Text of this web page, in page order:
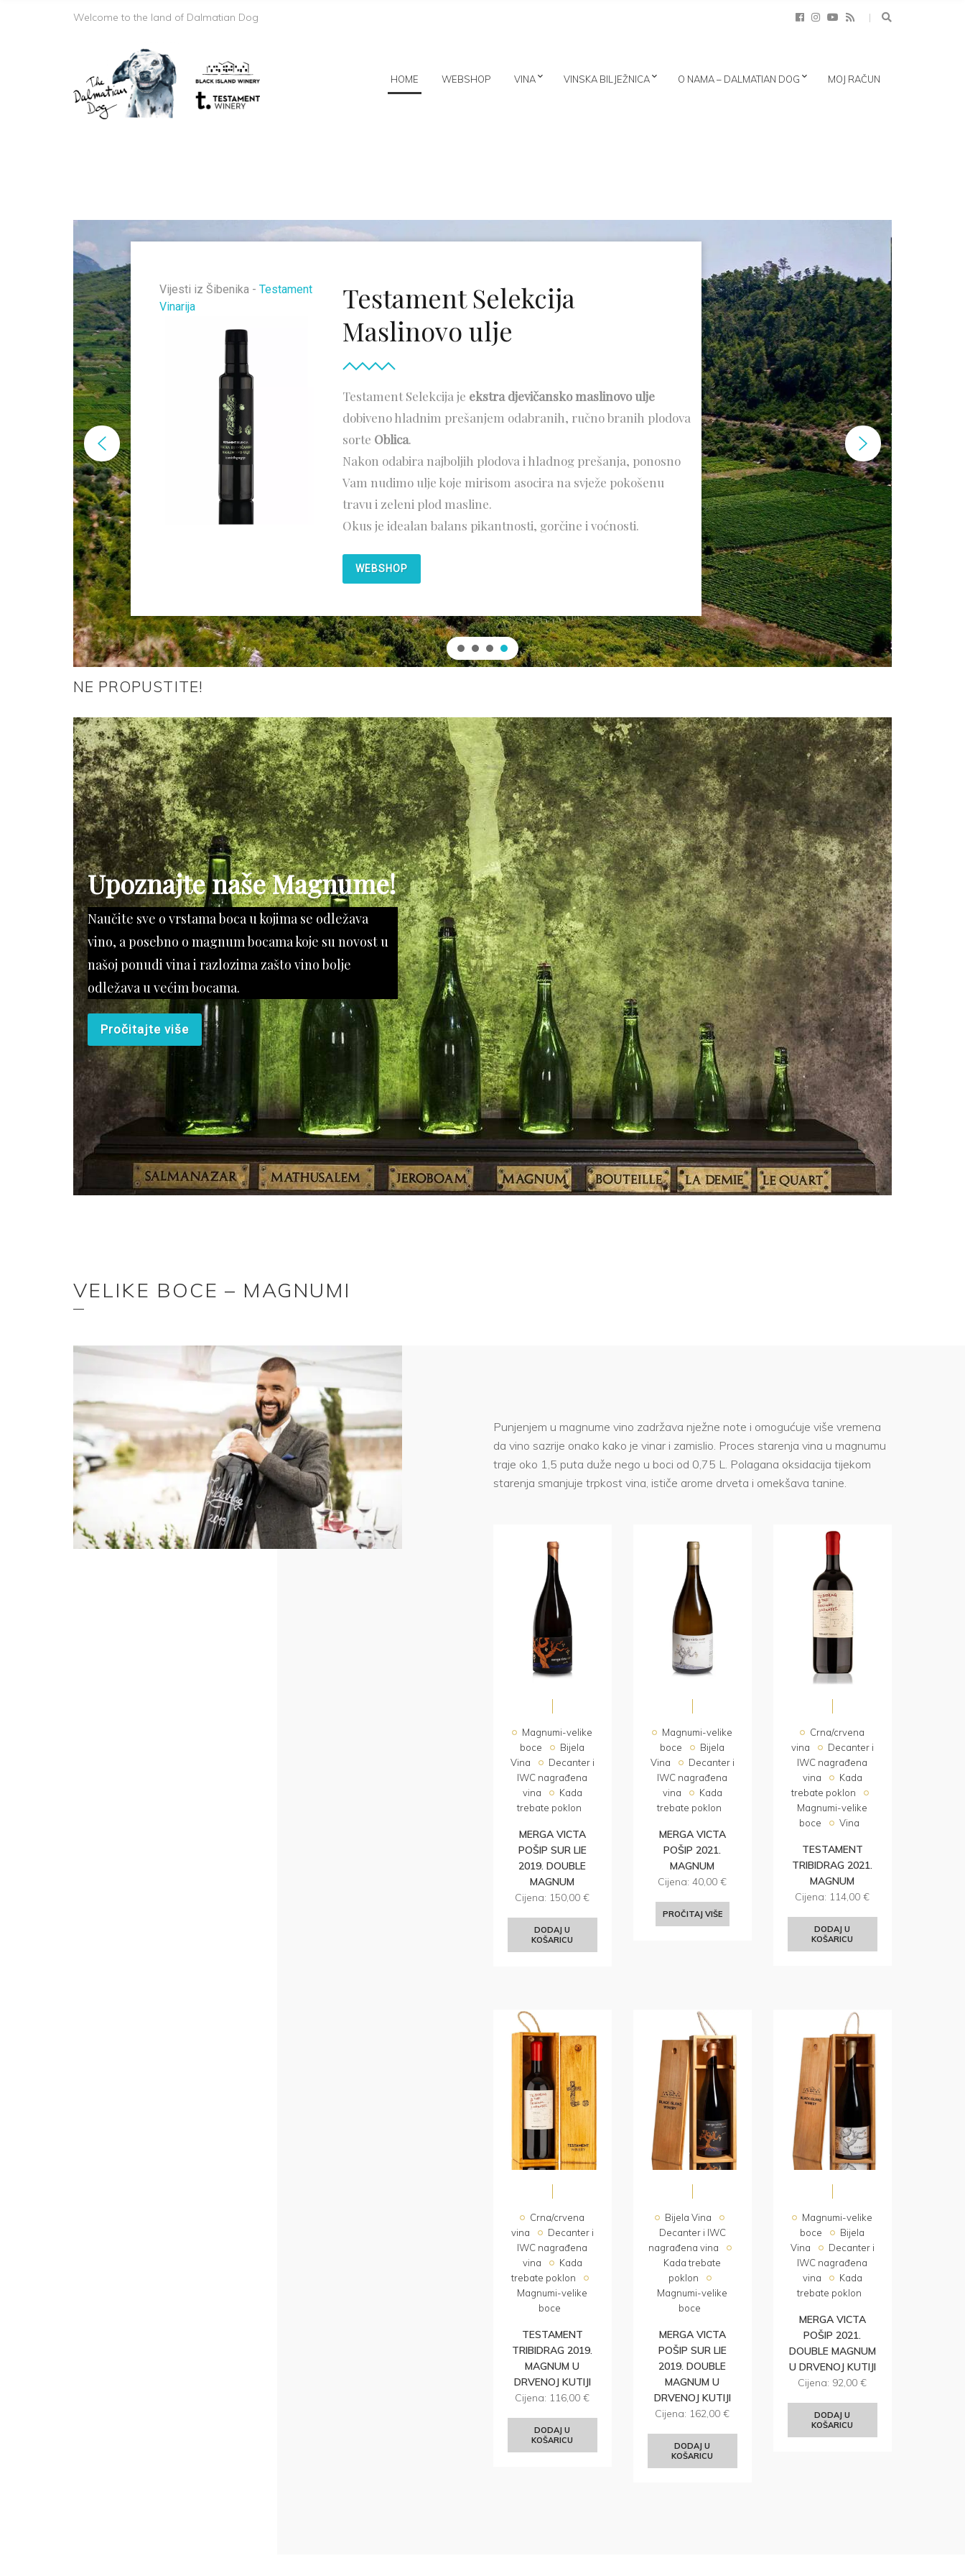
Welcome to the land of Dalmatian Dog
HOME WEBSHOP VINA VINSKA BILJEŽNICA O NAMA – DALMATIAN DOG MOJ RAČUN
Vijesti iz Šibenika - Testament
Vinarija
Testament Selekcija
Maslinovo ulje
Testament Selekcija je ekstra djevičansko maslinovo ulje
dobiveno hladnim prešanjem odabranih, ručno branih plodova
sorte Oblica.
Nakon odabira najboljih plodova i hladnog prešanja, ponosno
Vam nudimo ulje koje mirisom asocira na svježe pokošenu
travu i zeleni plod masline.
Okus je idealan balans pikantnosti, gorčine i voćnosti.
WEBSHOP
NE PROPUSTITE!
Upoznajte naše Magnume!
Naučite sve o vrstama boca u kojima se odležava
vino, a posebno o magnum bocama koje su novost u
našoj ponudi vina i razlozima zašto vino bolje
odležava u većim bocama.
Pročitajte više
VELIKE BOCE – MAGNUMI
Punjenjem u magnume vino zadržava nježne note i omogućuje više vremena
da vino sazrije onako kako je vinar i zamislio. Proces starenja vina u magnumu
traje oko 1,5 puta duže nego u boci od 0,75 L. Polagana oksidacija tijekom
starenja smanjuje trpkost vina, ističe arome drveta i omekšava tanine.
Magnumi-velike
boce
Bijela
Vina
Decanter i
IWC nagrađena
vina
Kada
trebate poklon
MERGA VICTA
POŠIP SUR LIE
2019. DOUBLE
MAGNUM
Cijena: 150,00€
DODAJ U
KOŠARICU
Magnumi-velike
boce
Bijela
Vina
Decanter i
IWC nagrađena
vina
Kada
trebate poklon
MERGA VICTA
POŠIP 2021.
MAGNUM
Cijena:40,00€
PROČITAJ VIŠE
Crna/crvena
vina
Decanter i
IWC nagrađena
vina
Kada
trebate poklon
Magnumi-velike
boce
Vina
TESTAMENT
TRIBIDRAG 2021.
MAGNUM
Cijena: 114,00€
DODAJ U
KOŠARICU
Crna/crvena
vina
Decanter i
IWC nagrađena
vina
Kada
trebate poklon
Magnumi-velike
boce
TESTAMENT
TRIBIDRAG 2019.
MAGNUM U
DRVENOJ KUTIJI
Cijena: 116,00€
DODAJ U
KOŠARICU
Bijela Vina
Decanter i IWC
nagrađena vina
Kada trebate
poklon
Magnumi-velike
boce
MERGA VICTA
POŠIP SUR LIE
2019. DOUBLE
MAGNUM U
DRVENOJ KUTIJI
Cijena: 162,00€
DODAJ U
KOŠARICU
Magnumi-velike
boce
Bijela
Vina
Decanter i
IWC nagrađena
vina
Kada
trebate poklon
MERGA VICTA
POŠIP 2021.
DOUBLE MAGNUM
U DRVENOJ KUTIJI
Cijena: 92,00€
DODAJ U
KOŠARICU